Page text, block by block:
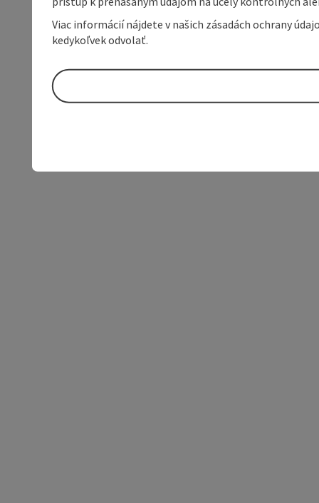
Viac informácií nájdete v našich zásadách ochrany
kedykoľvek odvolať.